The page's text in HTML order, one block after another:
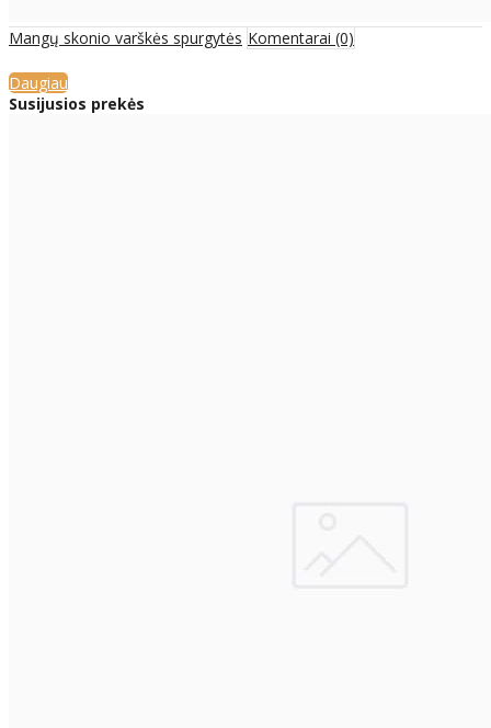
Mangų skonio varškės spurgytės Komentarai (0)
Daugiau
Susijusios prekės